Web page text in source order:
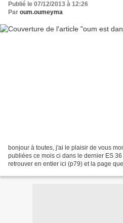
Publié le 07/12/2013 à 12:26
Par oum.oumeyma
bonjour à toutes, j'ai le plaisir de vous
publiées ce mois ci dans le dernier ES
retrouver en entier ici (p79) et la page